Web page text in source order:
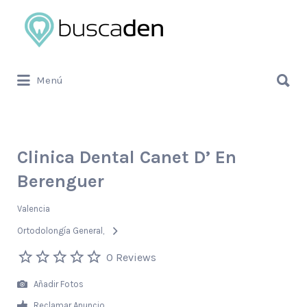
Buscar
por:
Menú
por:
Clinica Dental Canet D’ En
Berenguer
Valencia
Ortodolongía General
0 Reviews
Añadir Fotos